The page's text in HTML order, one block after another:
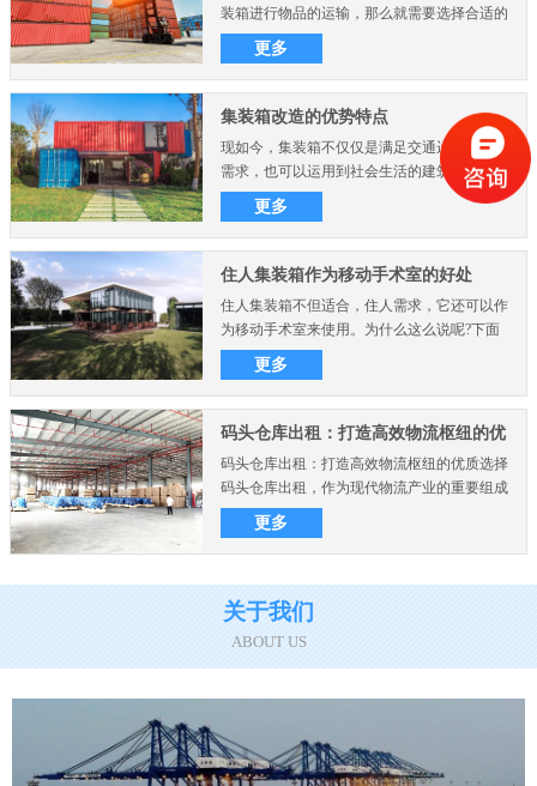
装箱进行物品的运输，那么就需要选择合适的
集装箱，在集装箱出..
更多
集装箱改造的优势特点
现如今，集装箱不仅仅是满足交通运输的物流
需求，也可以运用到社会生活的建筑物中，比
如集装箱房屋别墅、..
更多
住人集装箱作为移动手术室的好处
住人集装箱不但适合，住人需求，它还可以作
为移动手术室来使用。为什么这么说呢?下面
想要了解可以来看看..
更多
码头仓库出租：打造高效物流枢纽的优
质选择
码头仓库出租：打造高效物流枢纽的优质选择
码头仓库出租，作为现代物流产业的重要组成
部分，在商业和制造业..
更多
关于我们
ABOUT US